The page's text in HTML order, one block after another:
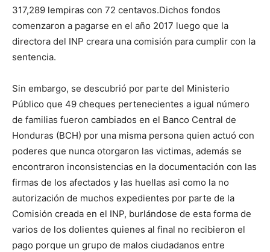
317,289 lempiras con 72 centavos.Dichos fondos
comenzaron a pagarse en el año 2017 luego que la
directora del INP creara una comisión para cumplir con la
sentencia.
Sin embargo, se descubrió por parte del Ministerio
Público que 49 cheques pertenecientes a igual número
de familias fueron cambiados en el Banco Central de
Honduras (BCH) por una misma persona quien actuó con
poderes que nunca otorgaron las victimas, además se
encontraron inconsistencias en la documentación con las
firmas de los afectados y las huellas asi como la no
autorización de muchos expedientes por parte de la
Comisión creada en el INP, burlándose de esta forma de
varios de los dolientes quienes al final no recibieron el
pago porque un grupo de malos ciudadanos entre